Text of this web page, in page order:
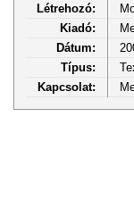
Létrehozó:
Kiadó:
Dátum:
Típus:
Kapcsolat: